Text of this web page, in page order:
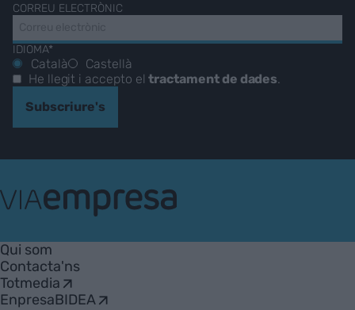
CORREU ELECTRÒNIC
IDIOMA*
Català
Castellà
He llegit i accepto eltractament de dades.
Subscriure's
Empresa
Qui som
Contacta'ns
Totmedia
EnpresaBIDEA